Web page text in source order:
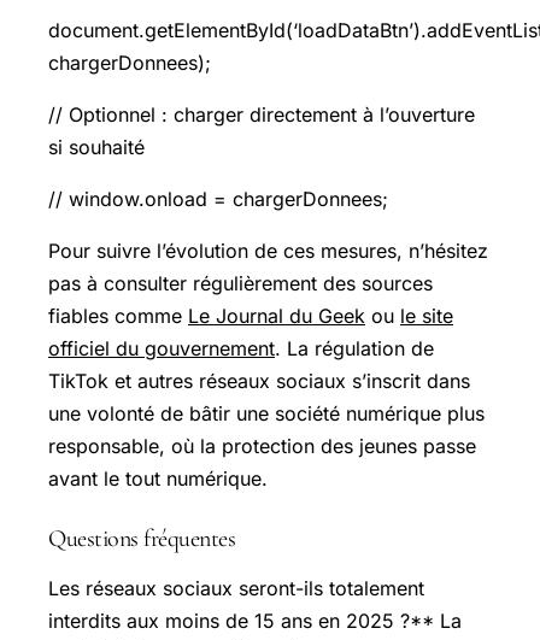
chargerDonnees);
// Optionnel : charger directement à l’ouverture
si souhaité
// window.onload = chargerDonnees;
Pour suivre l’évolution de ces mesures, n’hésitez
pas à consulter régulièrement des sources
fiables comme Le Journal du Geek ou le site
officiel du gouvernement. La régulation de
TikTok et autres réseaux sociaux s’inscrit dans
une volonté de bâtir une société numérique plus
responsable, où la protection des jeunes passe
avant le tout numérique.
Questions fréquentes
Les réseaux sociaux seront-ils totalement
interdits aux moins de 15 ans en 2025 ?** La